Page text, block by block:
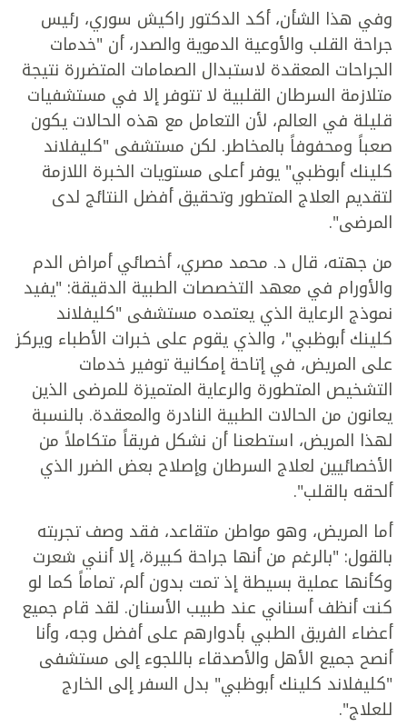
وفي هذا الشأن، أكد الدكتور راكيش سوري، رئيس
جراحة القلب والأوعية الدموية والصدر، أن "خدمات
الجراحات المعقدة لاستبدال الصمامات المتضررة نتيجة
متلازمة السرطان القلبية لا تتوفر إلا في مستشفيات
قليلة في العالم، لأن التعامل مع هذه الحالات يكون
صعباً ومحفوفاً بالمخاطر. لكن مستشفى "كليفلاند
كلينك أبوظبي" يوفر أعلى مستويات الخبرة اللازمة
لتقديم العلاج المتطور وتحقيق أفضل النتائج لدى
المرضى".
من جهته، قال د. محمد مصري، أخصائي أمراض الدم
والأورام في معهد التخصصات الطبية الدقيقة: "يفيد
نموذج الرعاية الذي يعتمده مستشفى "كليفلاند
كلينك أبوظبي"، والذي يقوم على خبرات الأطباء ويركز
على المريض، في إتاحة إمكانية توفير خدمات
التشخيص المتطورة والرعاية المتميزة للمرضى الذين
يعانون من الحالات الطبية النادرة والمعقدة. بالنسبة
لهذا المريض، استطعنا أن نشكل فريقاً متكاملاً من
الأخصائيين لعلاج السرطان وإصلاح بعض الضرر الذي
ألحقه بالقلب".
أما المريض، وهو مواطن متقاعد، فقد وصف تجربته
بالقول: "بالرغم من أنها جراحة كبيرة، إلا أنني شعرت
وكأنها عملية بسيطة إذ تمت بدون ألم، تماماً كما لو
كنت أنظف أسناني عند طبيب الأسنان. لقد قام جميع
أعضاء الفريق الطبي بأدوارهم على أفضل وجه، وأنا
أنصح جميع الأهل والأصدقاء باللجوء إلى مستشفى
"كليفلاند كلينك أبوظبي" بدل السفر إلى الخارج
للعلاج".